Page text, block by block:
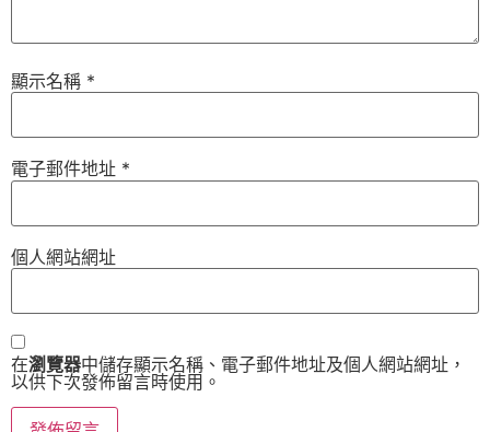
顯示名稱 *
電子郵件地址 *
個人網站網址
在瀏覽器中儲存顯示名稱、電子郵件地址及個人網站網址，
以供下次發佈留言時使用。